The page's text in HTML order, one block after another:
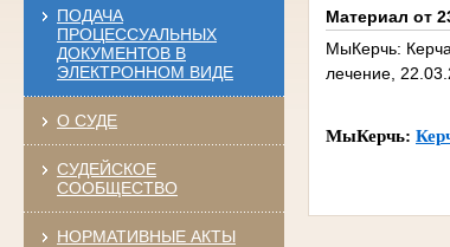
ПОДАЧА
ПРОЦЕССУАЛЬНЫХ
ДОКУМЕНТОВ В
ЭЛЕКТРОННОМ ВИДЕ
О СУДЕ
СУДЕЙСКОЕ
СООБЩЕСТВО
НОРМАТИВНЫЕ АКТЫ
Материал от
МыКерчь:
лечение,
МыКерчь: